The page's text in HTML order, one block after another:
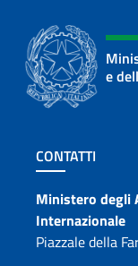
e
Sezione
CONTATTI
Contatti
Ministero degli
Internazionale
Piazzale della